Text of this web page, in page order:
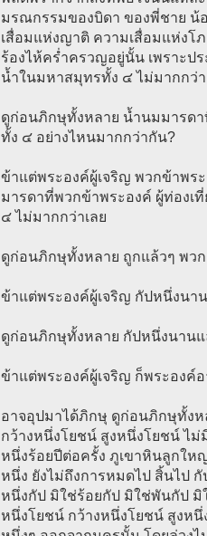
มรณกรรมของบิดา ของพี่ชาย น้
เสื่อมแห่งญาติ ความเสื่อมแห่งโ
ร้องไห้คร่ำครวญอยู่นั้น เพราะป
น้ำในมหาสมุทรทั้ง ๔ ไม่มากกว่า
ดูก่อนภิกษุทั้งหลาย น้ำนมมารด
ทั้ง ๔ อย่างไหนมากกว่ากัน?
ข้าแต่พระองค์ผู้เจริญ พวกข้าพร
มารดาที่พวกข้าพระองค์ ผู้ท่องเ
๔ ไม่มากกว่าเลย
ดูก่อนภิกษุทั้งหลาย ถูกแล้วๆ พว
ข้าแต่พระองค์ผู้เจริญ กัปหนึ่งนา
ดูก่อนภิกษุทั้งหลาย กัปหนึ่งนาน
ข้าแต่พระองค์ผู้เจริญ ก็พระองค์
อาจอุปมาได้ภิกษุ ดูก่อนภิกษุทั้งห
กว้างหนึ่งโยชน์ สูงหนึ่งโยชน์ ไ
หนึ่งร้อยปีต่อครั้ง ภูเขาหินลูกให
หนึ่ง ยังไม่ถึงการหมดไป สิ้นไป
หนึ่งกัป มิใช่ร้อยกัป มิใช่พันกัป มิ
หนึ่งโยชน์ กว้างหนึ่งโยชน์ สูงหนึ่